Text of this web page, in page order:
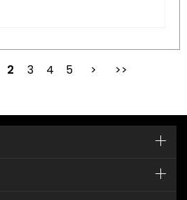
最初 前
2 3 4 5